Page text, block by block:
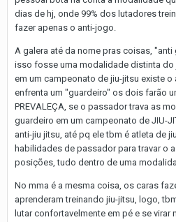
dias de hj, onde 99% dos lutadores
fazer apenas o anti-jogo.
A galera até da nome pras coisas,
isso fosse uma modalidade distinta do
em um campeonato de jiu-jitsu existe
enfrenta um "guardeiro" os dois farão
PREVALEÇA, se o passador trava as
guardeiro em um campeonato de JIU-
anti-jiu jitsu, até pq ele tbm é atleta de
habilidades de passador para travar o
posições, tudo dentro de uma
No mma é a mesma coisa, os caras
aprenderam treinando jiu-jitsu, logo,
lutar confortavelmente em pé e se virar